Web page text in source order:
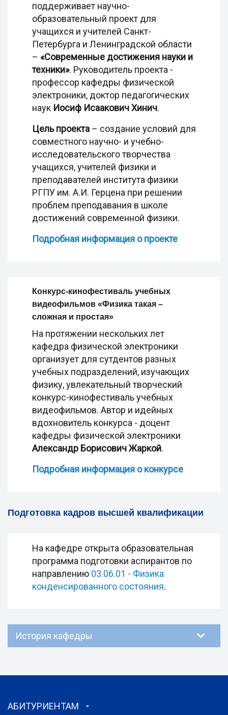
поддерживает научно-
образовательный проект для
учащихся и учителей Санкт-
Петербурга и Ленинградской области
– «Современные достижения науки и
техники». Руководитель проекта -
профессор кафедры физической
электроники, доктор педагогических
наук Иосиф Исаакович Хинич.
Цель проекта – создание условий для
совместного научно- и учебно-
исследовательского творчества
учащихся, учителей физики и
преподавателей института физики
РГПУ им. А.И. Герцена при решении
проблем преподавания в школе
достижений современной физики.
Подробная информация о проекте
Конкурс-кинофестиваль учебных
видеофильмов «Физика такая –
сложная и простая»
На протяжении нескольких лет
кафедра физической электроники
организует для сутдентов разных
учебных подразделений, изучающих
физику, увлекательный творческий
конкурс-кинофестиваль учебных
видеофильмов. Автор и идейных
вдохновитель конкурса - доцент
кафедры физической электроники
Александр Борисович Жаркой.
Подробная информация о конкурсе
Подготовка кадров высшей квалификации
На кафедре открыта образовательная
программа подготовки аспирантов по
направлению 03.06.01 - Физика
конденсированного состояния.
История кафедры
АБИТУРИЕНТАМ